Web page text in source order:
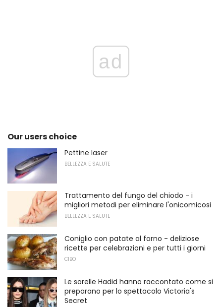
ad
Our users choice
Pettine laser
BELLEZZA E SALUTE
Trattamento del fungo del chiodo - i
migliori metodi per eliminare l'onicomicosi
BELLEZZA E SALUTE
Coniglio con patate al forno - deliziose
ricette per celebrazioni e per tutti i giorni
CIBO
Le sorelle Hadid hanno raccontato come si
preparano per lo spettacolo Victoria's
Secret